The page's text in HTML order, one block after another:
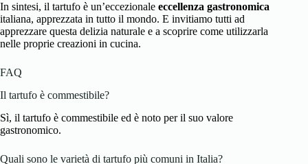
In sintesi, il tartufo è un’eccezionale eccellenza gastronomica
italiana, apprezzata in tutto il mondo. E invitiamo tutti ad
apprezzare questa delizia naturale e a scoprire come utilizzarla
nelle proprie creazioni in cucina.
FAQ
Il tartufo è commestibile?
Sì, il tartufo è commestibile ed è noto per il suo valore
gastronomico.
Quali sono le varietà di tartufo più comuni in Italia?